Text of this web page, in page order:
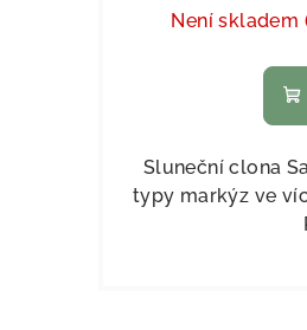
Není skladem
Sluneční clona
typy markýz ve